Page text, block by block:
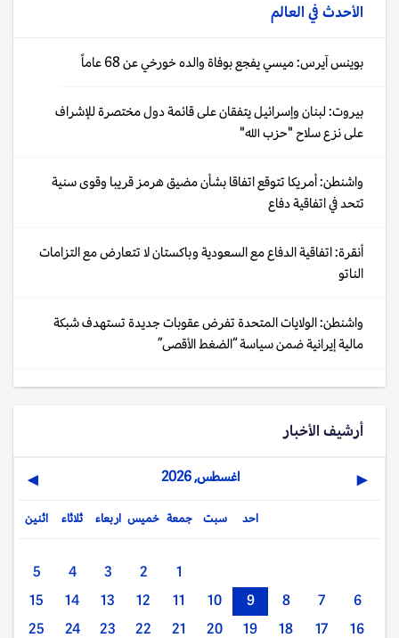
الأحدث في العالم
بوينس آيرس: ميسي يفجع بوفاة والده خورخي عن 68 عاماً
بيروت: لبنان وإسرائيل يتفقان على قائمة دول مختصرة للإشراف
على نزع سلاح "حزب الله"
واشنطن: أمريكا تتوقع اتفاقا بشأن مضيق هرمز قريبا وقوى سنية
تتحد في اتفاقية دفاع
أنقرة: اتفاقية الدفاع مع السعودية وباكستان لا تتعارض مع التزامات
الناتو
واشنطن: الولايات المتحدة تفرض عقوبات جديدة تستهدف شبكة
مالية إيرانية ضمن سياسة “الضغط الأقصى”
أرشيف الأخبار
◀ اغسطس, 2026 ▶
اثنين ثلاثاء اربعاء خميس جمعة سبت احد
1
2
3
4
5
6
7
8
9
10
11
12
13
14
15
16
17
18
19
20
21
22
23
24
25